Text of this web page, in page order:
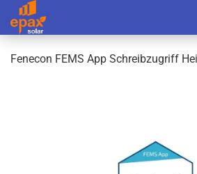
Fen­e­con FEMS App Schreib­zu­griff